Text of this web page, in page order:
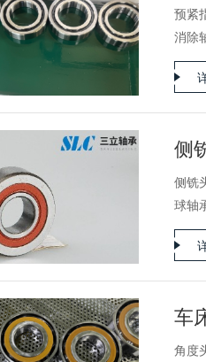
预紧
消除
侧
侧铣
球轴
车
角度